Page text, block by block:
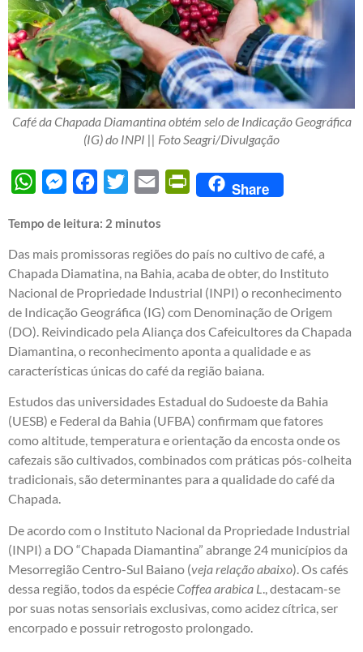
Café da Chapada Diamantina obtém selo de Indicação Geográfica
(IG) do INPI || Foto Seagri/Divulgação
WhatsAppMessengerFacebook
Twitter Email PrintFriendly
Share
Tempo de leitura: 2 minutos
Das mais promissoras regiões do país no cultivo de café, a
Chapada Diamatina, na Bahia, acaba de obter, do Instituto
Nacional de Propriedade Industrial (INPI) o reconhecimento
de Indicação Geográfica (IG) com Denominação de Origem
(DO). Reivindicado pela Aliança dos Cafeicultores da Chapada
Diamantina, o reconhecimento aponta a qualidade e as
características únicas do café da região baiana.
Estudos das universidades Estadual do Sudoeste da Bahia
(UESB) e Federal da Bahia (UFBA) confirmam que fatores
como altitude, temperatura e orientação da encosta onde os
cafezais são cultivados, combinados com práticas pós-colheita
tradicionais, são determinantes para a qualidade do café da
Chapada.
De acordo com o Instituto Nacional da Propriedade Industrial
(INPI) a DO “Chapada Diamantina” abrange 24 municípios da
Mesorregião Centro-Sul Baiano (veja relação abaixo). Os cafés
dessa região, todos da espécieCoffea arabica L
., destacam-se
por suas notas sensoriais exclusivas, como acidez cítrica, ser
encorpado e possuir retrogosto prolongado.